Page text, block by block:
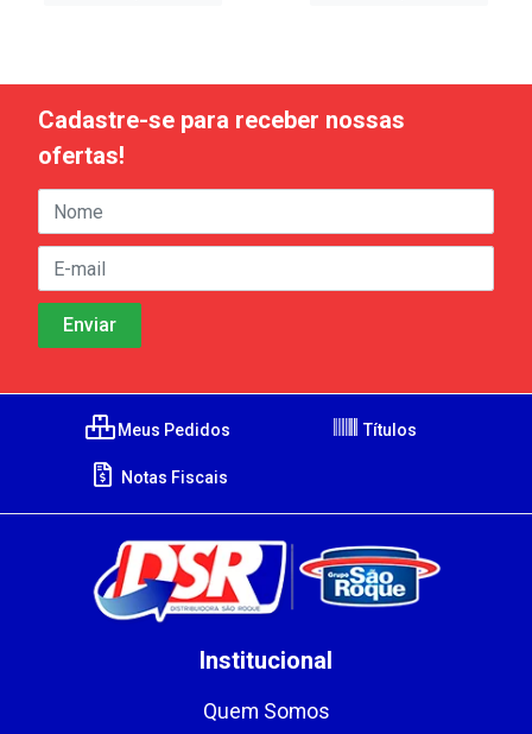
Cadastre-se para receber nossas
ofertas!
Meus Pedidos Títulos
Notas Fiscais
Institucional
Quem Somos